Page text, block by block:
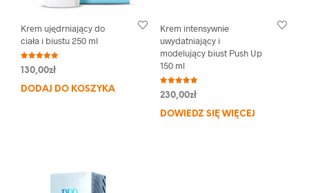
Krem ujędrniający do
ciała i biustu 250 ml
Oceniono
5.00
130,00zł
DODAJ DO KOSZYKA
Krem intensywnie
uwydatniający i
modelujący biust Push Up
150 ml
Oceniono
5.00
230,00zł
DOWIEDZ SIĘ WIĘCEJ